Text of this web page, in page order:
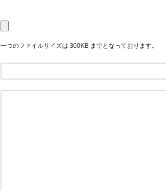
一つのファイルサイズは 300KB までとなっております。